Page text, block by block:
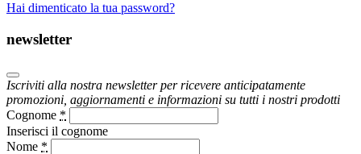
Hai dimenticato la tua password?
newsletter
Iscriviti alla nostra newsletter per ricevere anticipatamente
promozioni, aggiornamenti e informazioni su tutti i nostri prodotti
Cognome *
Inserisci il cognome
Nome *